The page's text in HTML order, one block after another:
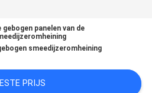
gebogen panelen van de
smeedijzeromheining
PRIJS